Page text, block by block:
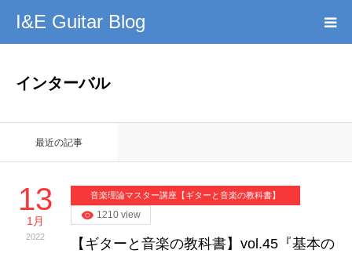
I&E Guitar Blog
インターバル
最近の記事
13
1月
2022
音楽理論マスター講座【ギターと音楽の教科書】
1210 view
【ギターと音楽の教科書】vol.45『基本の
無料教材DL
YouTube